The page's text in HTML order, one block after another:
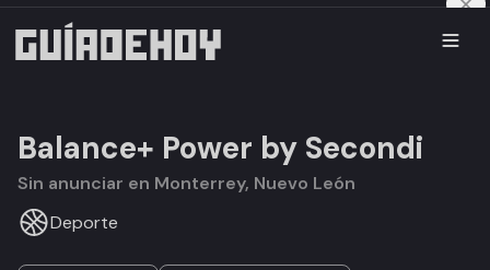
Balance+ Power by Secondi
Sin anunciar en Monterrey, Nuevo León
Deporte